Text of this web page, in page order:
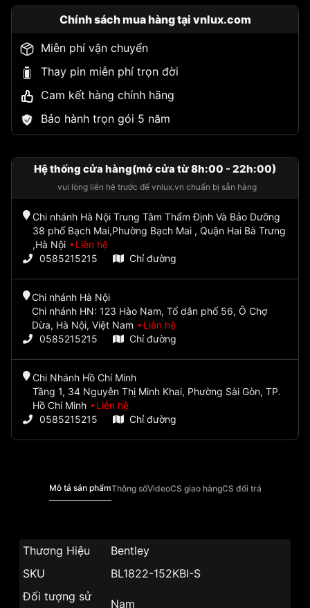
Chính sách mua hàng tại vnlux.com
Miễn phí vận chuyển
Thay pin miễn phí trọn đời
Cam kết hàng chính hãng
Bảo hành trọn gói 5 năm
Hệ thống cửa hàng(mở cửa từ 8h:00 - 22h:00)
vui lòng liên hệ trước để vnlux.vn chuẩn bị sẵn hàng
Chi nhánh Hà Nội Trung Tâm Thẩm Định Và Bảo Dưỡng
38 phố Bạch Mai,Phường Bạch Mai , Quận Hai Bà Trưng
,Hà Nội
Liên hệ
0585215215
Chỉ đường
Chi nhánh Hà Nội
Chi nhánh HN: 123 Hào Nam, Tổ dân phố 56, Ô Chợ
Dừa, Hà Nội, Việt Nam
Liên hệ
0585215215
Chỉ đường
Chi Nhánh Hồ Chí Minh
Tầng 1, 34 Nguyễn Thị Minh Khai, Phường Sài Gòn, TP.
Hồ Chí Minh
Liên hệ
0585215215
Chỉ đường
Mô tả sản phẩmThông sốVideoCS giao hàngCS đổi trả
Thương Hiệu
Bentley
SKU
BL1822-152KBI-S
Đối tượng sử
Nam